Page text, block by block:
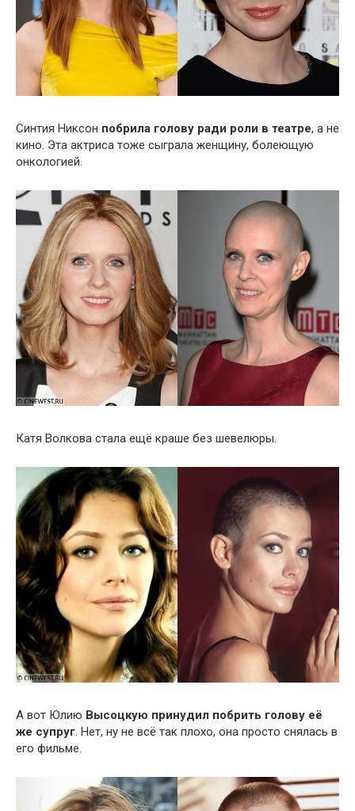
Синтия Никсон побрила голову ради роли в театре, а не
кино. Эта актриса тоже сыграла женщину, болеющую
онкологией.
Катя Волкова стала ещё краше без шевелюры.
А вот Юлию Высоцкую принудил побрить голову её
же супруг. Нет, ну не всё так плохо, она просто снялась в
его фильме.